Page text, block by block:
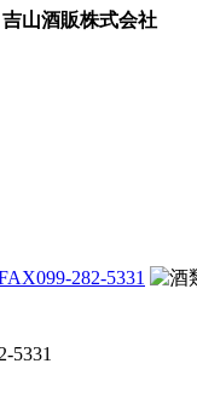
山酒販株式会社
5331